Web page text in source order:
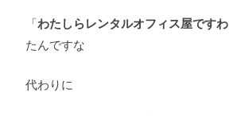
「わたしらレンタルオフィス屋ですわ
たんですな
代わりに